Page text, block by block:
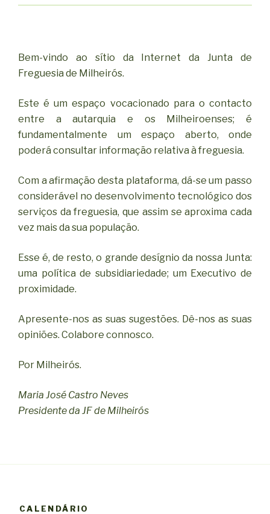
Bem-vindo ao sítio da Internet da Junta de
Freguesia de Milheirós.
Este é um espaço vocacionado para o contacto
entre a autarquia e os Milheiroenses; é
fundamentalmente um espaço aberto, onde
poderá consultar informação relativa à freguesia.
Com a afirmação desta plataforma, dá-se um passo
considerável no desenvolvimento tecnológico dos
serviços da freguesia, que assim se aproxima cada
vez mais da sua população.
Esse é, de resto, o grande desígnio da nossa Junta:
uma política de subsidiariedade; um Executivo de
proximidade.
Apresente-nos as suas sugestões. Dê-nos as suas
opiniões. Colabore connosco.
Por Milheirós.
Maria José Castro Neves
Presidente da JF de Milheirós
CALENDÁRIO